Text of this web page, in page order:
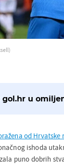
gol.hr u
od Hrvatske
ishoda
puno dobrih